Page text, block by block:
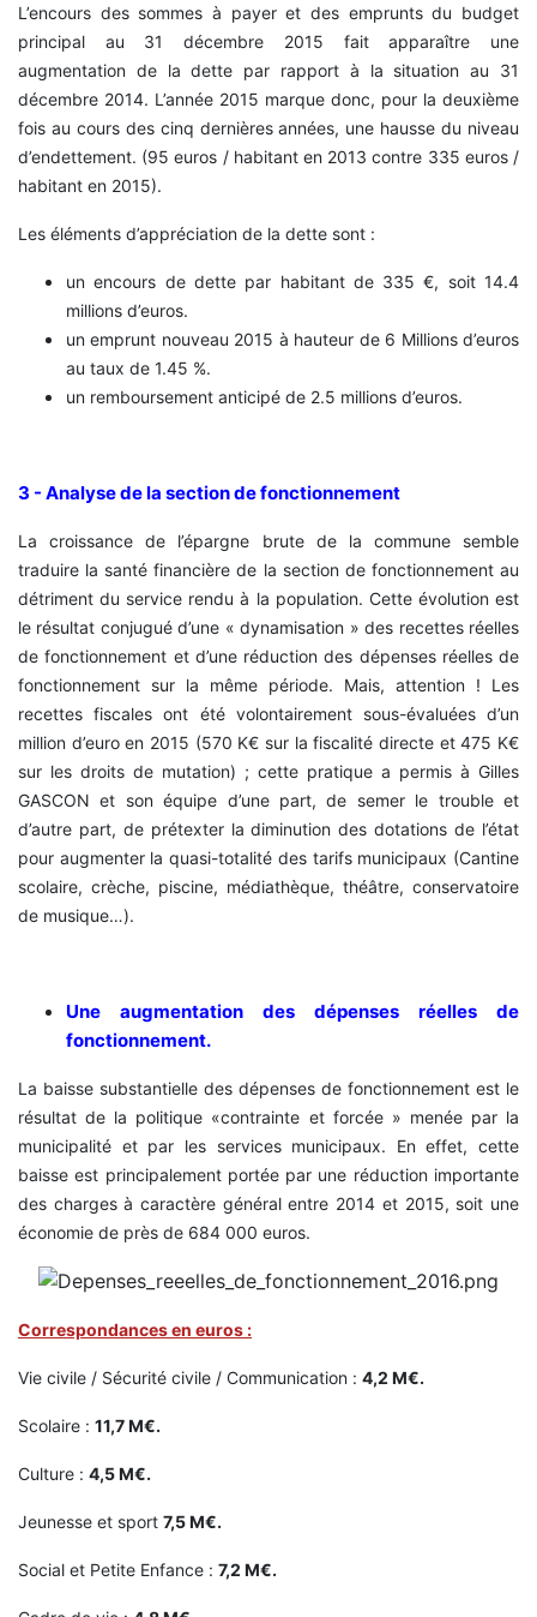
L’encours des sommes à payer et des emprunts du budget
principal au 31 décembre 2015 fait apparaître une
augmentation de la dette par rapport à la situation au 31
décembre 2014. L’année 2015 marque donc, pour la deuxième
fois au cours des cinq dernières années, une hausse du niveau
d’endettement. (95 euros / habitant en 2013 contre 335 euros /
habitant en 2015).
Les éléments d’appréciation de la dette sont :
un encours de dette par habitant de 335 €, soit 14.4
millions d’euros.
un emprunt nouveau 2015 à hauteur de 6 Millions d’euros
au taux de 1.45 %.
un remboursement anticipé de 2.5 millions d’euros.
3 - Analyse de la section de fonctionnement
La croissance de l’épargne brute de la commune semble
traduire la santé financière de la section de fonctionnement au
détriment du service rendu à la population. Cette évolution est
le résultat conjugué d’une « dynamisation » des recettes réelles
de fonctionnement et d’une réduction des dépenses réelles de
fonctionnement sur la même période. Mais, attention ! Les
recettes fiscales ont été volontairement sous-évaluées d’un
million d’euro en 2015 (570 K€ sur la fiscalité directe et 475 K€
sur les droits de mutation) ; cette pratique a permis à Gilles
GASCON et son équipe d’une part, de semer le trouble et
d’autre part, de prétexter la diminution des dotations de l’état
pour augmenter la quasi-totalité des tarifs municipaux (Cantine
scolaire, crèche, piscine, médiathèque, théâtre, conservatoire
de musique…).
Une augmentation des dépenses réelles de
fonctionnement.
La baisse substantielle des dépenses de fonctionnement est le
résultat de la politique «contrainte et forcée » menée par la
municipalité et par les services municipaux. En effet, cette
baisse est principalement portée par une réduction importante
des charges à caractère général entre 2014 et 2015, soit une
économie de près de 684 000 euros.
Correspondances en euros :
Vie civile / Sécurité civile / Communication : 4,2 M€.
Scolaire : 11,7 M€.
Culture : 4,5 M€.
Jeunesse et sport 7,5 M€.
Social et Petite Enfance : 7,2 M€.